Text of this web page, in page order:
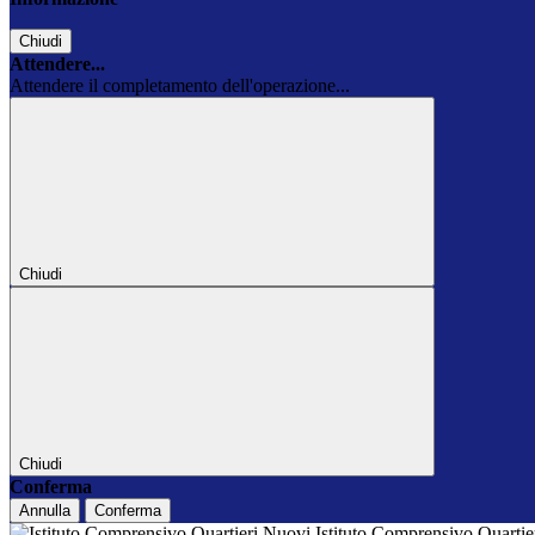
Chiudi
Attendere...
Attendere il completamento dell'operazione...
Chiudi
Chiudi
Conferma
Annulla Conferma